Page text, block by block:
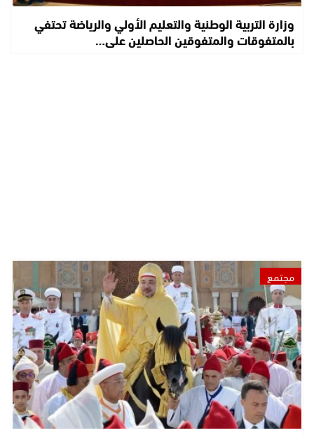
وزارة التربية الوطنية والتعليم الأولي والرياضة تحتفي
بالمتفوقات والمتفوقين الحاصلين على…
مجتمع